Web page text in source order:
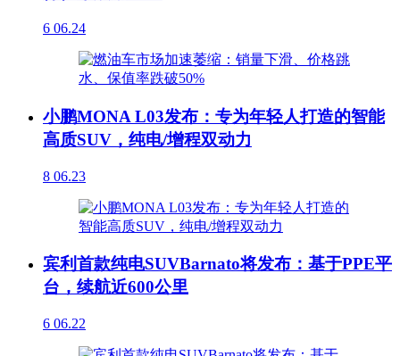
6 06.24
小鹏MONA L03发布：专为年轻人打造的智能
高质SUV，纯电/增程双动力
8 06.23
宾利首款纯电SUVBarnato将发布：基于PPE平
台，续航近600公里
6 06.22